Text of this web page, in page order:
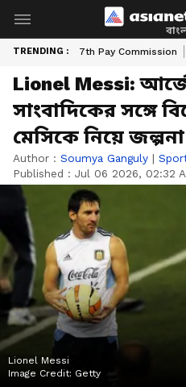
TRENDING : 7th Pay Commission
Lionel Messi:
সাংবাদিকের সঙ্গে
মেসিকে নিয়ে জল্পনা
Author : Soumya Ganguly |
Published : Jul 06 2026, 02:32
Lionel Messi
Image Credit: Getty